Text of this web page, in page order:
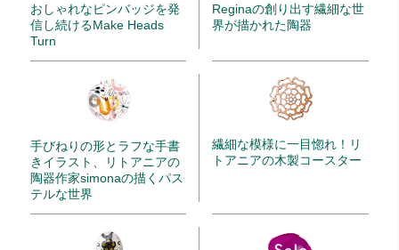
おしゃれなピンバッジを発
信し続けるMake Heads
Turn
Reginaの創り出す繊細な世
界が描かれた陶器
手びねりの形とラフな手書
きイラスト、リトアニアの
陶器作家simonaの描くパス
テルな世界
繊細な模様に一目惚れ！リ
トアニアの木製コースター